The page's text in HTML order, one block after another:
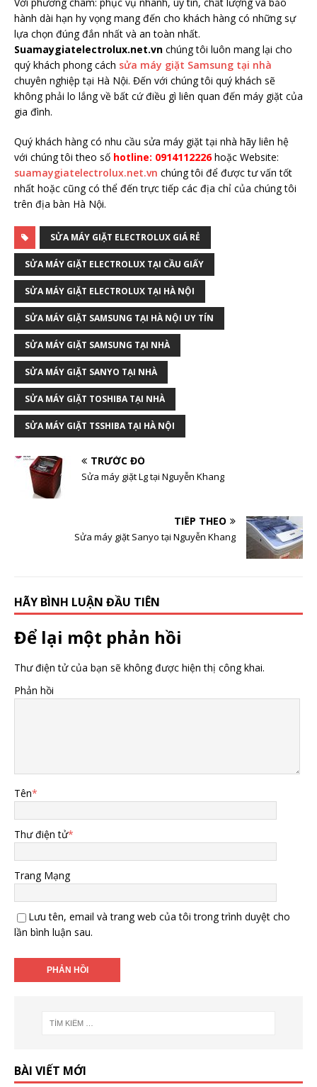
Với phương châm: phục vụ nhanh, uy tín, chất lượng và bảo
hành dài hạn hy vọng mang đến cho khách hàng có những sự
lựa chọn đúng đắn nhất và an toàn nhất.
Suamaygiatelectrolux.net.vn chúng tôi luôn mang lại cho
quý khách phong cách sửa máy giặt Samsung tại nhà
chuyên nghiệp tại Hà Nội. Đến với chúng tôi quý khách sẽ
không phải lo lắng về bất cứ điều gì liên quan đến máy giặt của
gia đình.
Quý khách hàng có nhu cầu sửa máy giặt tại nhà hãy liên hệ
với chúng tôi theo số hotline: 0914112226hoặc Website:
suamaygiatelectrolux.net.vn chúng tôi để được tư vấn tốt
nhất hoặc cũng có thể đến trực tiếp các địa chỉ của chúng tôi
trên địa bàn Hà Nội.
SỬA MÁY GIẶT ELECTROLUX GIÁ RẺ
SỬA MÁY GIẶT ELECTROLUX TẠI CẦU GIẤY
SỬA MÁY GIẶT ELECTROLUX TẠI HÀ NỘI
SỬA MÁY GIẶT SAMSUNG TẠI HÀ NỘI UY TÍN
SỬA MÁY GIẶT SAMSUNG TẠI NHÀ
SỬA MÁY GIẶT SANYO TẠI NHÀ
SỬA MÁY GIẶT TOSHIBA TẠI NHÀ
SỬA MÁY GIẶT TSSHIBA TẠI HÀ NỘI
TRƯỚC ĐÓ
Sửa máy giặt Lg tại Nguyễn Khang
TIẾP THEO
Sửa máy giặt Sanyo tại Nguyễn Khang
HÃY BÌNH LUẬN ĐẦU TIÊN
Để lại một phản hồi
Thư điện tử của bạn sẽ không được hiện thị công khai.
Phản hồi
Tên*
Thư điện tử*
Trang Mạng
Lưu tên, email và trang web của tôi trong trình duyệt cho
lần bình luận sau.
BÀI VIẾT MỚI